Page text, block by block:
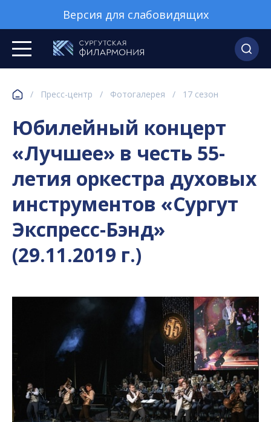
Версия для слабовидящих
/ Пресс-центр / Фотогалерея / 17 сезон
Юбилейный концерт
«Лучшее» в честь 55-
летия оркестра духовых
инструментов «Сургут
Экспресс-Бэнд»
(29.11.2019 г.)